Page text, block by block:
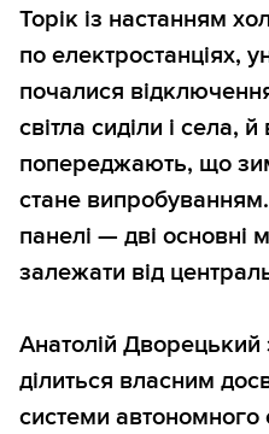
Торік із настанням
по електростанціях,
почалися
світла сиділи і села,
попереджають, що
стане
панелі — дві основні
залежати від
Анатолій Дворецький
ділиться власним
системи